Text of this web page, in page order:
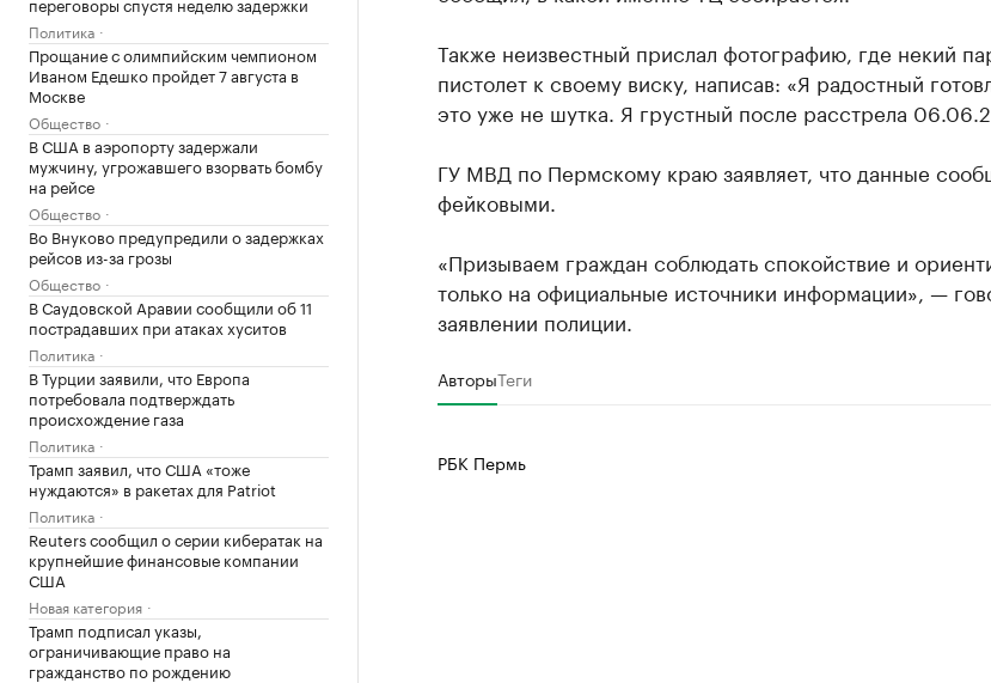
Политика
Прощание с олимпийским чемпионом
Иваном Едешко пройдет 7 августа в
Москве
Общество
В США в аэропорту задержали
мужчину, угрожавшего взорвать бомбу
на рейсе
Общество
Во Внуково предупредили о задержках
рейсов из-за грозы
Общество
В Саудовской Аравии сообщили об 11
пострадавших при атаках хуситов
Политика
В Турции заявили, что Европа
потребовала подтверждать
происхождение газа
Политика
Трамп заявил, что США «тоже
нуждаются» в ракетах для Patriot
Политика
Reuters сообщил о серии кибератак на
крупнейшие финансовые компании
США
Новая категория
Трамп подписал указы,
ограничивающие право на
гражданство по рождению
Также неизвестный прислал фотографию, где некий
пистолет к своему виску, написав: «Я радостный
это уже не шутка. Я грустный после расстрела
ГУ МВД по Пермскому краю заявляет, что данные
фейковыми.
«Призываем граждан соблюдать спокойствие и
только на официальные источники информации», —
заявлении полиции.
АвторыТеги
РБК Пермь